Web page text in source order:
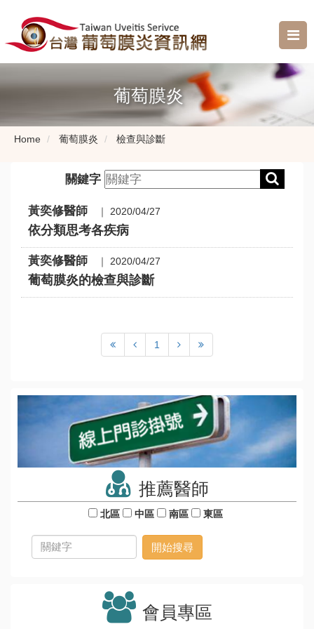
葡萄膜炎
Home 葡萄膜炎 檢查與診斷
關鍵字
黃奕修醫師 ｜ 2020/04/27
依分類思考各疾病
黃奕修醫師 ｜ 2020/04/27
葡萄膜炎的檢查與診斷
1
推薦醫師
北區 中區 南區 東區
會員專區